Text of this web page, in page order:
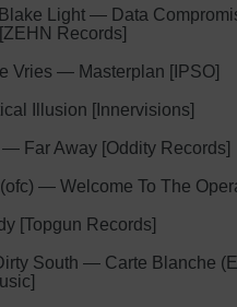
Light — Data
Records]
Vries — Masterplan [IPSO]
Illusion [Innervisions]
— Far Away [Oddity Records]
— Welcome To The
[Topgun Records]
South — Carte Blanche